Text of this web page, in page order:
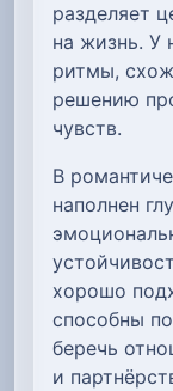
разделяет
на жизнь. У
ритмы,
решению
чувств.
В
наполнен
хорошо
способны
беречь
и